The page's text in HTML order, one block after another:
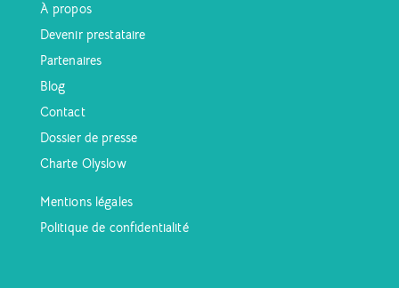
À propos
Devenir prestataire
Partenaires
Blog
Contact
Dossier de presse
Charte Olyslow
Mentions légales
Politique de confidentialité